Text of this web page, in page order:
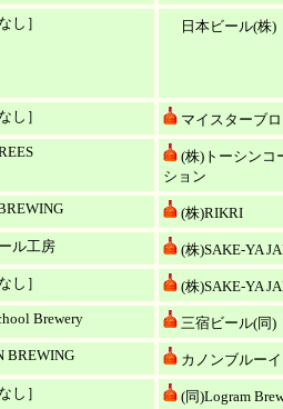
し］ 日本ビール(株)
し］
マイスターブ
(株)トーシンコ
ション
(株)RIKRI
ル工房
(株)SAKE-YA
し］
(株)SAKE-YA
Brewery
三宿ビール(同)
BREWING
カノンブルー
し］
(同)Logram